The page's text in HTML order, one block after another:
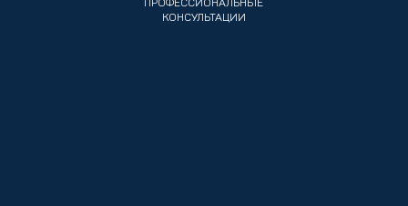
ПРОФЕССИОНАЛЬНЫЕ
КОНСУЛЬТАЦИИ